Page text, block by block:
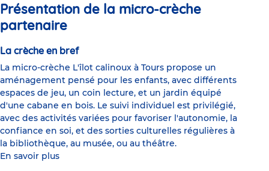
Présentation de la micro-crèche
partenaire
La crèche en bref
La micro-crèche L'îlot calinoux à Tours propose un
aménagement pensé pour les enfants, avec différents
espaces de jeu, un coin lecture, et un jardin équipé
d'une cabane en bois. Le suivi individuel est privilégié,
avec des activités variées pour favoriser l'autonomie, la
confiance en soi, et des sorties culturelles régulières à
la bibliothèque, au musée, ou au théâtre.
En savoir plus